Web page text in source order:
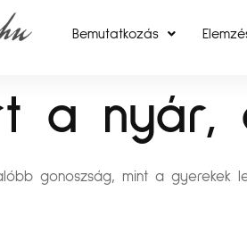
Bemutatkozás
a nyár,
gonoszság, mint a gyerekek